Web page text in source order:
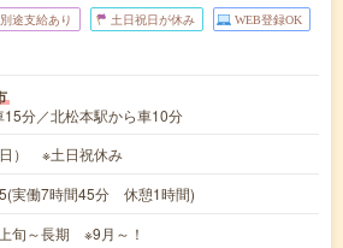
途支給あり 土日祝日が休み WEB登録OK
15分／北松本駅から車10分
） ※土日祝休み
実働7時間45分 休憩1時間)
旬～長期 ※9月～！